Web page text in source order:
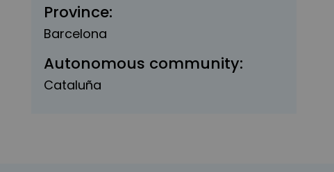
Province:
Barcelona
Autonomous community:
Cataluña